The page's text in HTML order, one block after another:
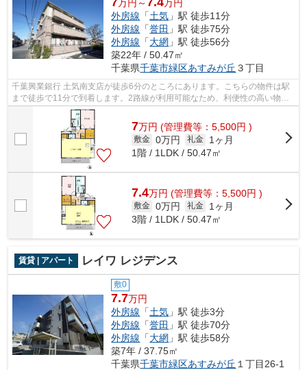
万円～
万円
外房線 「土気 」駅 徒歩11分
外房線 「誉田 」駅 徒歩75分
外房線 「大網 」駅 徒歩56分
築22年 / 50.47㎡
千葉県千葉市緑区あすみが丘 ３丁目
千葉興業銀行 土気南支店が徒歩6分のところにあります。こちらの物件は駅
まで徒歩で11分で到着します。2路線が利用可能なため、利便性の高い物件
です。ネット回線がある物件です。外房...
7万円 (管理費等：5,500円 )
敷金 0万円 礼金
1ヶ月
1階 / 1LDK / 50.47㎡
7.4万円 (管理費等：5,500円 )
敷金 0万円 礼金
1ヶ月
3階 / 1LDK / 50.47㎡
賃貸 | アパート レイワ レジデンス
敷0
7.7万円
外房線 「土気 」駅 徒歩3分
外房線 「誉田 」駅 徒歩70分
外房線 「大網 」駅 徒歩58分
築7年 / 37.75㎡
千葉県千葉市緑区あすみが丘 １丁目26-1